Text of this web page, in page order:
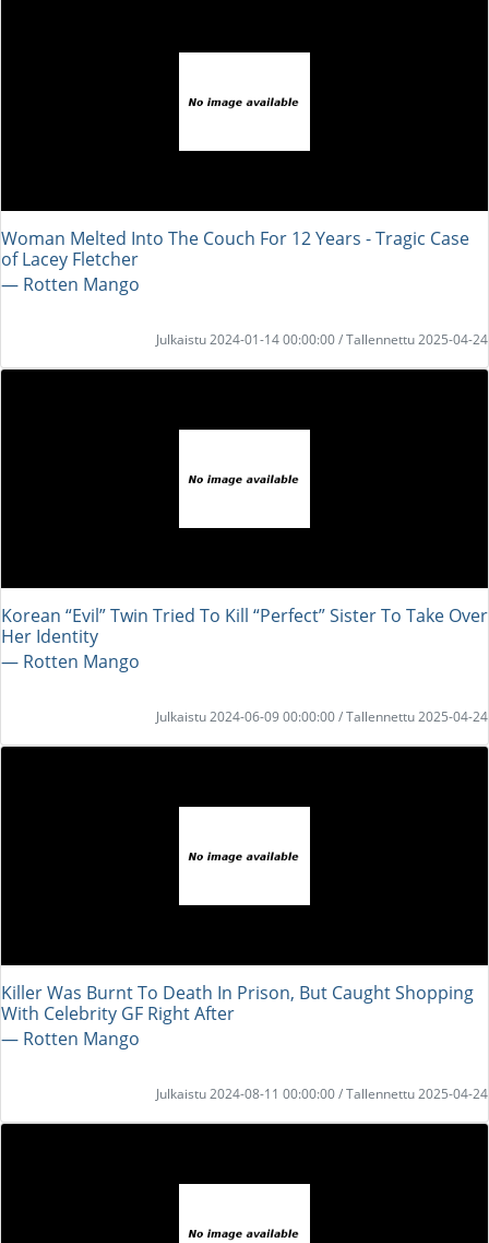
Woman Melted Into The Couch For 12 Years - Tragic Case
of Lacey Fletcher
― Rotten Mango
Julkaistu 2024-01-14 00:00:00 / Tallennettu 2025-04-24
Korean “Evil” Twin Tried To Kill “Perfect” Sister To Take Over
Her Identity
― Rotten Mango
Julkaistu 2024-06-09 00:00:00 / Tallennettu 2025-04-24
Killer Was Burnt To Death In Prison, But Caught Shopping
With Celebrity GF Right After
― Rotten Mango
Julkaistu 2024-08-11 00:00:00 / Tallennettu 2025-04-24